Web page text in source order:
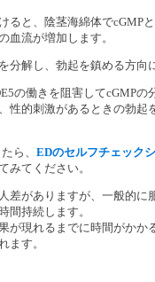
ると、陰茎海綿体でcGMP
血流が増加します。
分解し、勃起を鎮める方向
の働きを阻害してcGMPの
性的刺激があるときの勃起
ら、 EDのセルフチェック
みてください。
差がありますが、一般的に
間持続します。
が現れるまでに時間がかか
ます。